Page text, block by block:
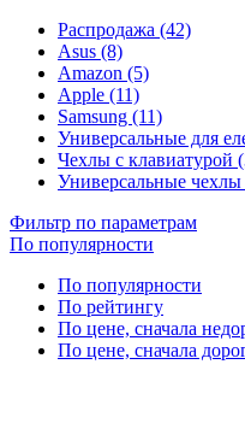
Распродажа (42)
Asus (8)
Amazon (5)
Apple (11)
Samsung (11)
Универсальные для
Чехлы с клавиатурой
Универсальные чехлы
Фильтр по параметрам
По популярности
По популярности
По рейтингу
По цене, сначала
По цене, сначала